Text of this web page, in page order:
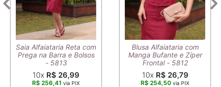
Saia Alfaiataria Reta com
Prega na Barra e Bolsos
- 5813
10x R$ 26,99
R$ 256,41 via PIX
Blusa Alfaiataria com
Manga Bufante e Zíper
Frontal - 5812
10x R$ 26,79
R$ 254,50 via PIX